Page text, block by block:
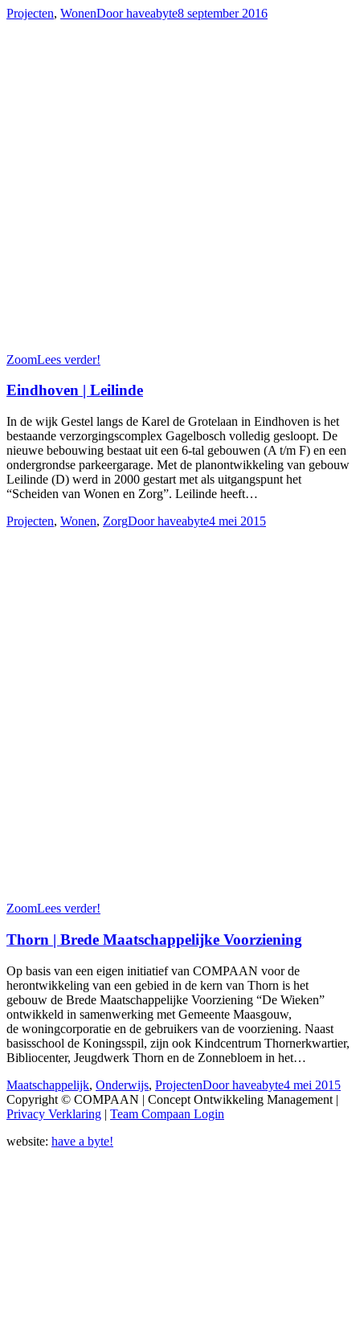
Projecten, WonenDoorhaveabyte8 september 2016
ZoomLees verder!
Eindhoven | Leilinde
In de wijk Gestel langs de Karel de Grotelaan in Eindhoven is het
bestaande verzorgingscomplex Gagelbosch volledig gesloopt. De
nieuwe bebouwing bestaat uit een 6-tal gebouwen (A t/m F) en een
ondergrondse parkeergarage. Met de planontwikkeling van gebouw
Leilinde (D) werd in 2000 gestart met als uitgangspunt het
“Scheiden van Wonen en Zorg”. Leilinde heeft…
Projecten, Wonen, ZorgDoorhaveabyte4 mei 2015
ZoomLees verder!
Thorn | Brede Maatschappelijke Voorziening
Op basis van een eigen initiatief van COMPAAN voor de
herontwikkeling van een gebied in de kern van Thorn is het
gebouw de Brede Maatschappelijke Voorziening “De Wieken”
ontwikkeld in samenwerking met Gemeente Maasgouw,
de woningcorporatie en de gebruikers van de voorziening. Naast
basisschool de Koningsspil, zijn ook Kindcentrum Thornerkwartier,
Bibliocenter, Jeugdwerk Thorn en de Zonnebloem in het…
Maatschappelijk, Onderwijs, ProjectenDoorhaveabyte4 mei 2015
Copyright © COMPAAN | Concept Ontwikkeling Management |
Privacy Verklaring | Team Compaan Login
website: have a byte!